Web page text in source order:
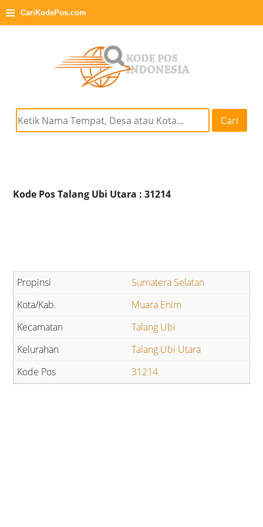
≡ CariKodePos.com
Cari
Kode Pos Talang Ubi Utara : 31214
Sumatera Selatan
Muara Enim
Talang Ubi
Talang Ubi Utara
31214